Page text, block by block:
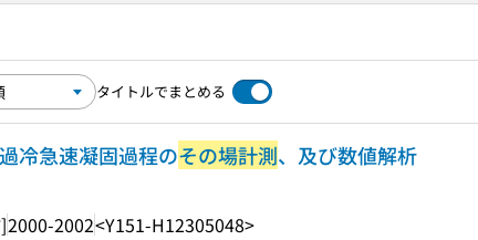
タイトルでまとめる
冷急速凝固過程のその場計測、及び数値解析
2000-2002<Y151-H12305048>